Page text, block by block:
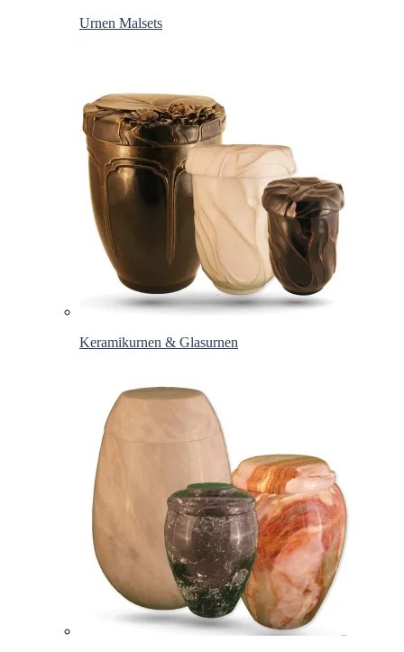
Urnen Malsets
Keramikurnen & Glasurnen